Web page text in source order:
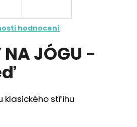
hodnocení
NA JÓGU -
klasického střihu